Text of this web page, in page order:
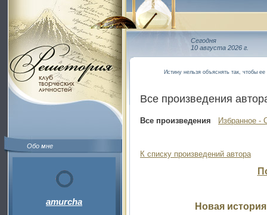
Обо мне
amurcha
Сегодня
10 августа 2026 г.
Истину нельзя объяснять так, чтобы
Все произведения
Все произведения Избранное -
К списку произведений автора
Новая